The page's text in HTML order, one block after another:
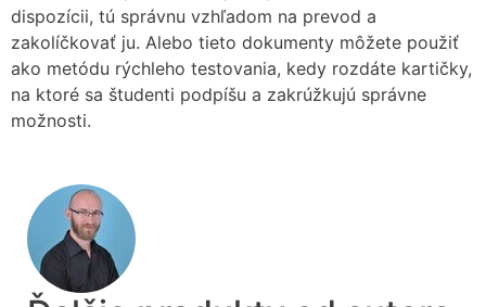
dispozícii, tú správnu vzhľadom na prevod a
zakolíčkovať ju. Alebo tieto dokumenty môžete použiť
ako metódu rýchleho testovania, kedy rozdáte kartičky,
na ktoré sa študenti podpíšu a zakrúžkujú správne
možnosti.